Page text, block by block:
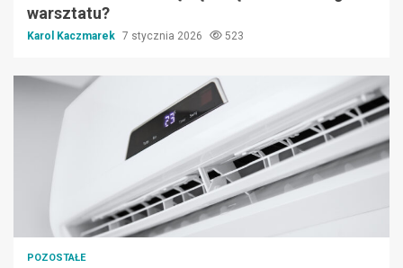
warsztatu?
Karol Kaczmarek 7 stycznia 2026 523
POZOSTAŁE